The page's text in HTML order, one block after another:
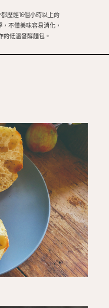
歷經16個小時以上的
不僅美味容易消化，
的低溫發酵麵包。